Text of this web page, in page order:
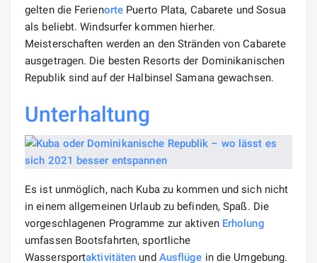
gelten die Ferienorte Puerto Plata, Cabarete und Sosua
als beliebt. Windsurfer kommen hierher.
Meisterschaften werden an den Stränden von Cabarete
ausgetragen. Die besten Resorts der Dominikanischen
Republik sind auf der Halbinsel Samana gewachsen.
Unterhaltung
Es ist unmöglich, nach Kuba zu kommen und sich nicht
in einem allgemeinen Urlaub zu befinden, Spaß. Die
vorgeschlagenen Programme zur aktiven Erholung
umfassen Bootsfahrten, sportliche
Wassersportaktivitäten und Ausflüge in die Umgebung.